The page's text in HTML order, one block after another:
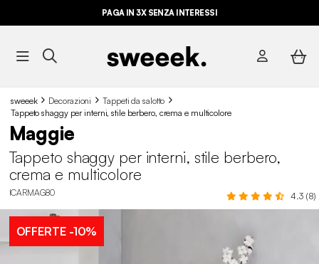
PAGA IN 3X SENZA INTERESSI
sweeek Decorazioni
Tappeti da salotto
Tappeto shaggy per interni, stile berbero, crema e multicolore
Maggie
Tappeto shaggy per interni, stile berbero,
crema e multicolore
ICARMAG80 4.3 (8)
OFFERTE-10%